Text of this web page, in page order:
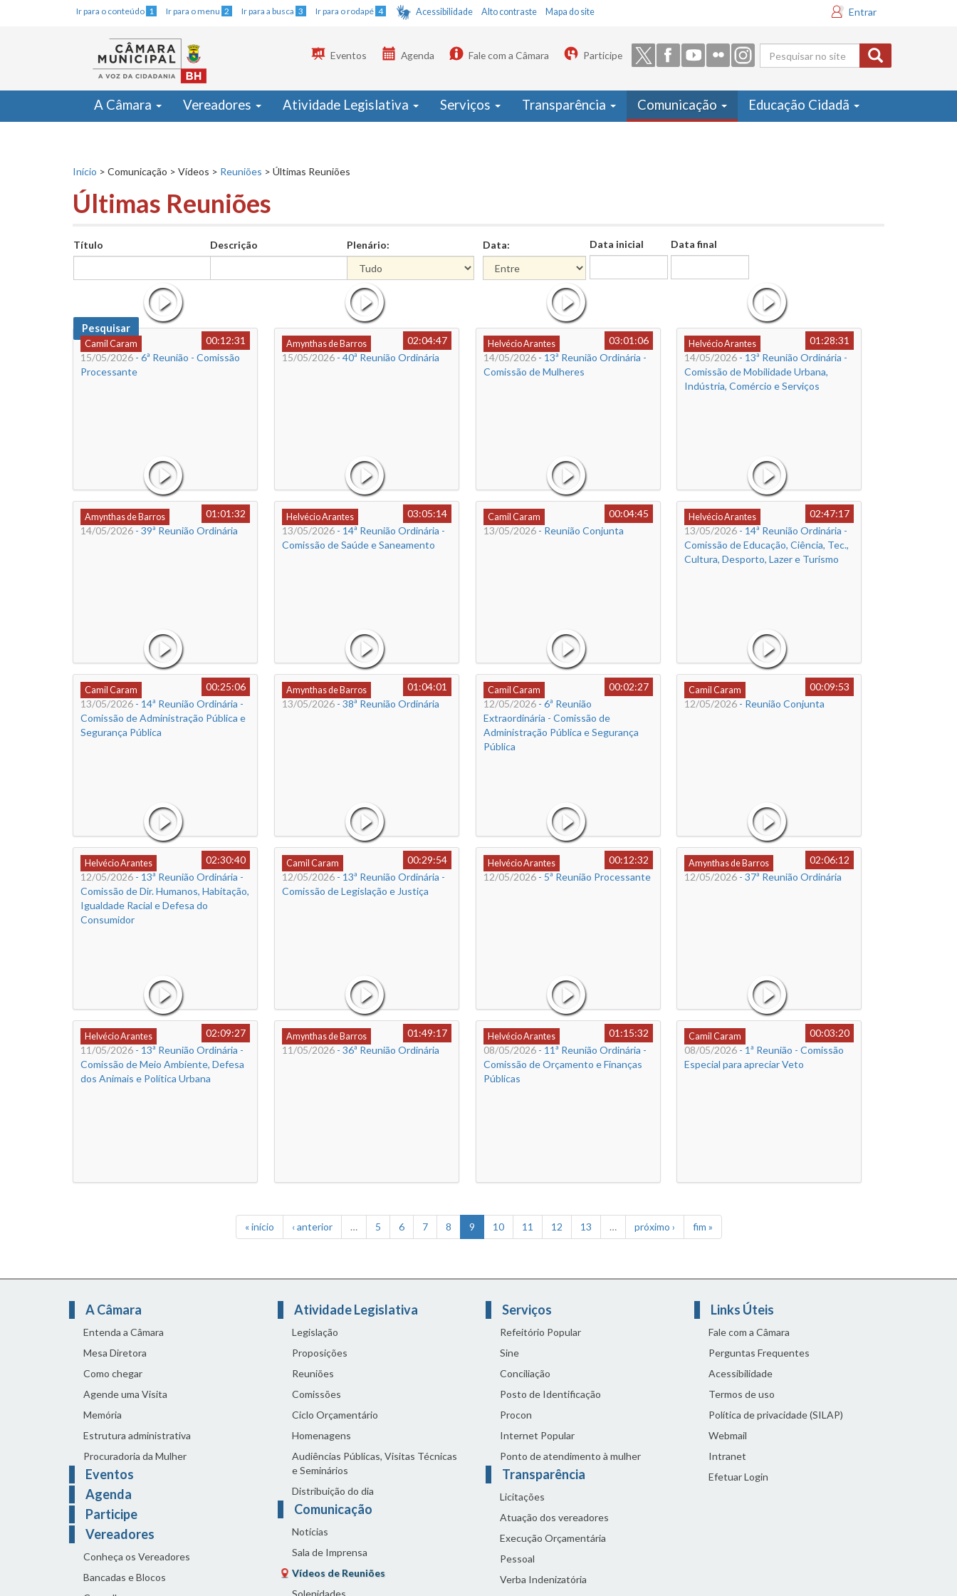
Ir para o conteúdo 1 Ir para o menu 2 Ir para a busca 3 Ir para o rodapé 4 Acessibilidade Alto contraste Mapa do site Entrar
Formulário
de busca
Eventos Agenda Fale com a Câmara Participe
A Câmara Vereadores Atividade Legislativa Serviços Transparência Comunicação Educação Cidadã
Início > Comunicação > Vídeos > Reuniões > Últimas Reuniões
Últimas Reuniões
Título Descrição Plenário: Data: Data inicial Data final
Pesquisar
Camil Caram
00:12:31
15/05/2026 - 6ª Reunião - Comissão
Processante
Amynthas de Barros
02:04:47
15/05/2026- 40ª Reunião Ordinária
Helvécio Arantes
03:01:06
14/05/2026- 13ª Reunião Ordinária -
Comissão de Mulheres
Helvécio Arantes
01:28:31
14/05/2026 - 13ª Reunião Ordinária -
Comissão de Mobilidade Urbana,
Indústria, Comércio e Serviços
Amynthas de Barros
01:01:32
14/05/2026 - 39ª Reunião Ordinária
Helvécio Arantes
03:05:14
13/05/2026- 14ª Reunião Ordinária -
Comissão de Saúde e Saneamento
Camil Caram
00:04:45
13/05/2026- Reunião Conjunta
Helvécio Arantes
02:47:17
13/05/2026 - 14ª Reunião Ordinária -
Comissão de Educação, Ciência, Tec.,
Cultura, Desporto, Lazer e Turismo
Camil Caram
00:25:06
13/05/2026 - 14ª Reunião Ordinária -
Comissão de Administração Pública e
Segurança Pública
Amynthas de Barros
01:04:01
13/05/2026- 38ª Reunião Ordinária
Camil Caram
00:02:27
12/05/2026- 6ª Reunião
Extraordinária - Comissão de
Administração Pública e Segurança
Pública
Camil Caram
00:09:53
12/05/2026 - Reunião Conjunta
Helvécio Arantes
02:30:40
12/05/2026 - 13ª Reunião Ordinária -
Comissão de Dir. Humanos, Habitação,
Igualdade Racial e Defesa do
Consumidor
Camil Caram
00:29:54
12/05/2026- 13ª Reunião Ordinária -
Comissão de Legislação e Justiça
Helvécio Arantes
00:12:32
12/05/2026- 5ª Reunião Processante
Amynthas de Barros
02:06:12
12/05/2026 - 37ª Reunião Ordinária
Helvécio Arantes
02:09:27
11/05/2026 - 13ª Reunião Ordinária -
Comissão de Meio Ambiente, Defesa
dos Animais e Política Urbana
Amynthas de Barros
01:49:17
11/05/2026- 36ª Reunião Ordinária
Helvécio Arantes
01:15:32
08/05/2026- 11ª Reunião Ordinária -
Comissão de Orçamento e Finanças
Públicas
Camil Caram
00:03:20
08/05/2026 - 1ª Reunião - Comissão
Especial para apreciar Veto
« início ‹ anterior … 5 6 7 8 9 10 11 12 13 … próximo › fim »
A Câmara
Entenda a Câmara
Mesa Diretora
Como chegar
Agende uma Visita
Memória
Estrutura administrativa
Procuradoria da Mulher
Eventos
Agenda
Participe
Vereadores
Conheça os Vereadores
Bancadas e Blocos
Atividade Legislativa
Legislação
Proposições
Reuniões
Comissões
Ciclo Orçamentário
Homenagens
Audiências Públicas, Visitas Técnicas
e Seminários
Distribuição do dia
Comunicação
Notícias
Sala de Imprensa
Vídeos de Reuniões
Solenidades
Serviços
Refeitório Popular
Sine
Conciliação
Posto de Identificação
Procon
Internet Popular
Ponto de atendimento à mulher
Transparência
Licitações
Atuação dos vereadores
Execução Orçamentária
Pessoal
Verba Indenizatória
Links Úteis
Fale com a Câmara
Perguntas Frequentes
Acessibilidade
Termos de uso
Política de privacidade (SILAP)
Webmail
Intranet
Efetuar Login